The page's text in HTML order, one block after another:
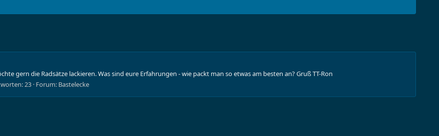
gern die Radsätze lackieren. Was sind eure Erfahrungen - wie packt man so etwas am besten an? Gruß TT-Ron
23 Forum: Bastelecke